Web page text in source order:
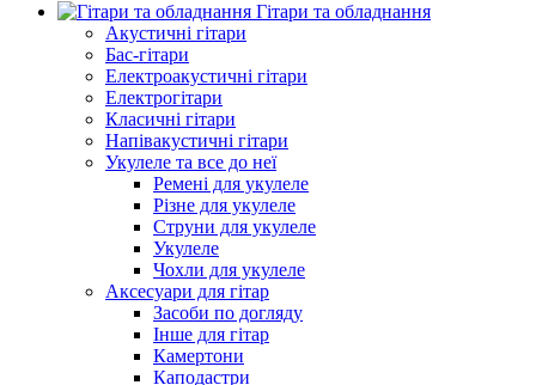
Гітари та обладнання
Акустичні гітари
Бас-гітари
Електроакустичні гітари
Електрогітари
Класичні гітари
Напівакустичні гітари
Укулеле та все до неї
Ремені для укулеле
Різне для укулеле
Струни для укулеле
Укулеле
Чохли для укулеле
Аксесуари для гітар
Засоби по догляду
Інше для гітар
Камертони
Каподастри